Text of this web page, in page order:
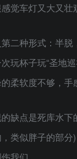
觉车灯又大又壮
二种形式：半脱
玩杯子玩“圣地
柔软度不够，手
缺点是死库水下
类似胖子的部分
我们。